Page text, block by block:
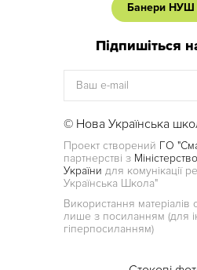
Банери НУШ
Підпишіться
© Нова Українська
Проект створений ГО
партнерстві з
України для комунікації
Українська Школа"
Використання матеріалів
лише з посиланням (для
гіперпосиланням)